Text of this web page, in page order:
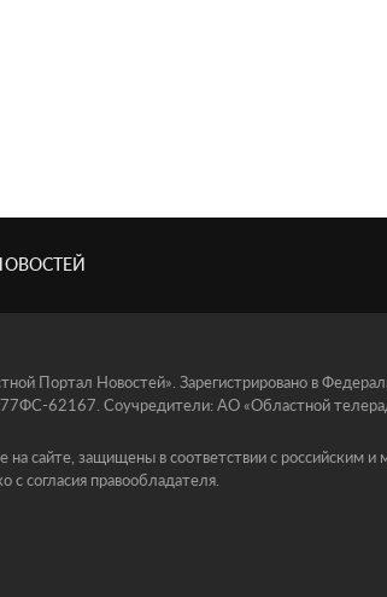
Портал Новостей». Зарегистрировано в
62167. Соучредители: АО «Областной
сайте, защищены в соответствии с российским
согласия правообладателя.